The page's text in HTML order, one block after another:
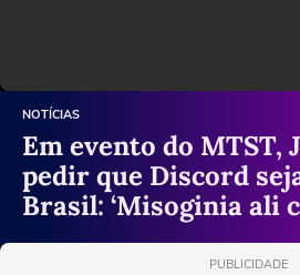
NOTÍCIAS
Em evento do MTST,
pedir que Discord
Brasil: ‘Misoginia ali
PUBLICIDADE